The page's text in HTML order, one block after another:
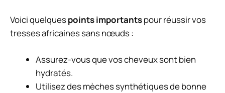
Voici quelquespoints importantspour réussir vos
tresses africaines sans nœuds :
Assurez-vous que vos cheveux sont bien
hydratés.
Utilisez des mèches synthétiques de bonne